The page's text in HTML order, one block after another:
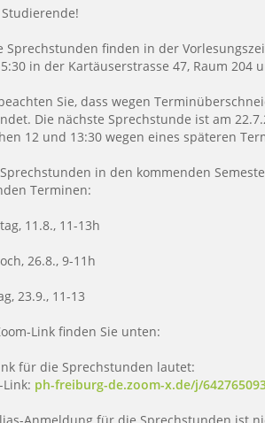
Sprechstunden finden in der
in der Kartäuserstrasse 47, Raum 204
Sie, dass wegen
Die nächste Sprechstunde ist am
12 und 13:30 wegen eines späteren
in den kommenden
Terminen:
11.8., 11-13h
26.8., 9-11h
23.9., 11-13
Link finden Sie unten:
für die Sprechstunden lautet:
Link: ph-freiburg-de.zoom-x.de/j/